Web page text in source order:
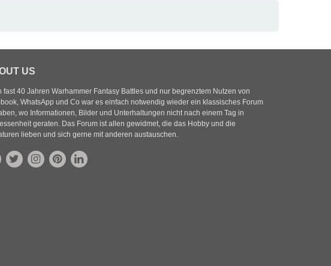
US
fast 40 Jahren Warhammer Fantasy Battles und nur begrenztem Nutzen von
WhatsApp und Co war es einfach notwendig wieder ein klassisches Forum
wo Informationen, Bilder und Unterhaltungen nicht nach einem Tag in
geraten. Das Forum ist allen gewidmet, die das Hobby und die
lieben und sich gerne mit anderen austauschen.